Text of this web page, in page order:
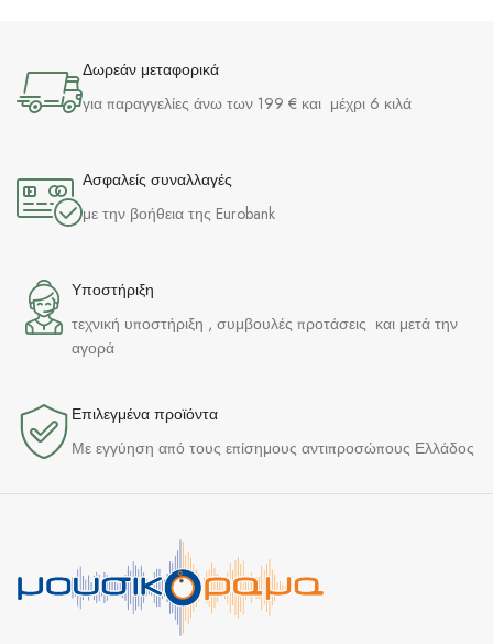
Δωρεάν μεταφορικά
για παραγγελίες άνω των 199 € και μέχρι 6 κιλά
Ασφαλείς συναλλαγές
με την βοήθεια της Eurobank
Υποστήριξη
τεχνική υποστήριξη , συμβουλές προτάσεις και μετά την
αγορά
Επιλεγμένα προϊόντα​
Με εγγύηση από τους επίσημους αντιπροσώπους Ελλάδος